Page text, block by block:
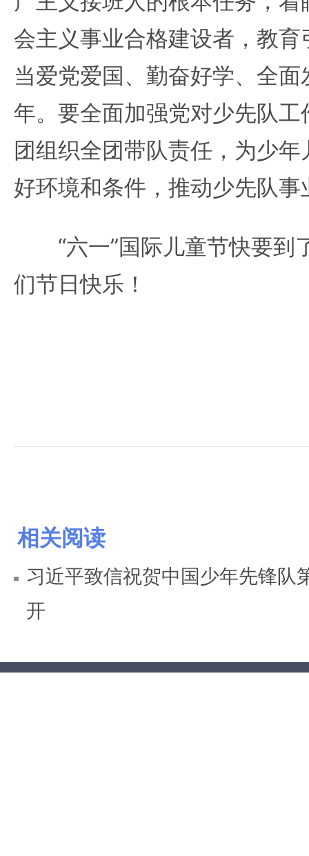
会主义事业合格建设者，教
当爱党爱国、勤奋好学、全
年。要全面加强党对少先队
团组织全团带队责任，为少
好环境和条件，推动少先队
“六一”国际儿童节快要到
们节日快乐！
相关阅读
习近平致信祝贺中国少年先锋队
开